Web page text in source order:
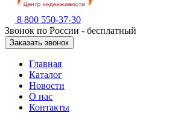
8 800 550-37-30
Звонок по России - бесплатный
Заказать звонок
Главная
Каталог
Новости
О нас
Контакты